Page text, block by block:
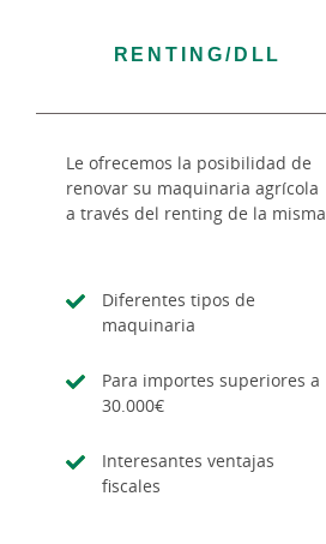
RENTING/DLL
Le ofrecemos la posibilidad de
renovar su maquinaria agrícola
a través del renting de la misma
Diferentes tipos de
maquinaria
Para importes superiores a
30.000€
Interesantes ventajas
fiscales